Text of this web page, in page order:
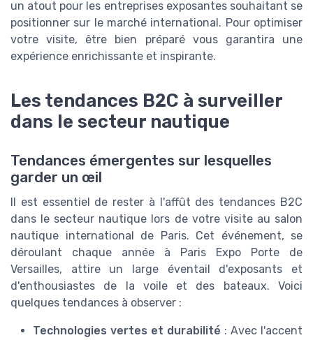
un atout pour les entreprises exposantes souhaitant se
positionner sur le marché international. Pour optimiser
votre visite, être bien préparé vous garantira une
expérience enrichissante et inspirante.
Les tendances B2C à surveiller
dans le secteur nautique
Tendances émergentes sur lesquelles
garder un œil
Il est essentiel de rester à l'affût des tendances B2C
dans le secteur nautique lors de votre visite au salon
nautique international de Paris. Cet événement, se
déroulant chaque année à Paris Expo Porte de
Versailles, attire un large éventail d'exposants et
d'enthousiastes de la voile et des bateaux. Voici
quelques tendances à observer :
Technologies vertes et durabilité : Avec l'accent